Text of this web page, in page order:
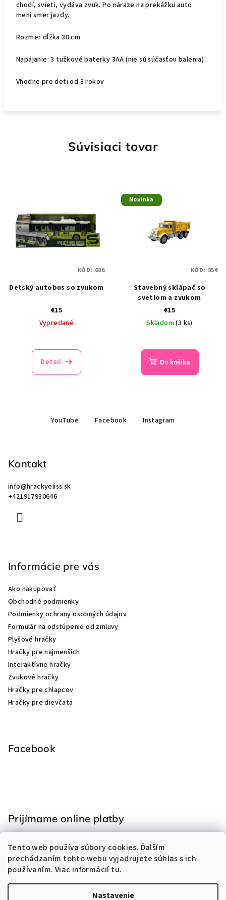
Tento web používa súbory cookies. Ďalším
prechádzaním tohto webu vyjadrujete súhlas s ich
používaním. Viac informáciítu.
Nastavenie
chodí, svieti, vydáva zvuk. Po náraze na prekážku auto
mení smer jazdy.
Rozmer dĺžka 30 cm
Napájanie: 3 tužkové baterky 3AA (nie sú súčasťou balenia)
Vhodne pre deti od 3 rokov
Súvisiaci tovar
Detský autobus so zvukom
€15
Vypredané
Detail
KÓD: 686
Novinka
Stavebný sklápač so
svetlom a zvukom
€15
Skladom(3 ks)
Do košíka
KÓD: 854
YouTube Facebook Instagram
Kontakt
info@hrackyeliss.sk
+421917930646
Informácie pre vás
Ako nakupovať
Obchodné podmienky
Podmienky ochrany osobných údajov
Formulár na odstúpenie od zmluvy
Plyšové hračky
Hračky pre najmenších
Interaktívne hračky
Zvukové hračky
Hračky pre chlapcov
Hračky pre dievčatá
Facebook
Prijímame online platby